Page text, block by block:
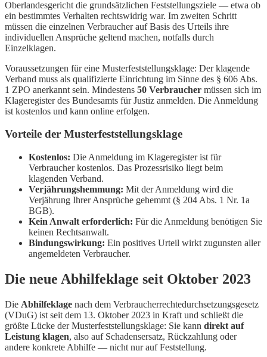
Oberlandesgericht die grundsätzlichen Feststellungsziele — etwa ob
ein bestimmtes Verhalten rechtswidrig war. Im zweiten Schritt
müssen die einzelnen Verbraucher auf Basis des Urteils ihre
individuellen Ansprüche geltend machen, notfalls durch
Einzelklagen.
Voraussetzungen für eine Musterfeststellungsklage: Der klagende
Verband muss als qualifizierte Einrichtung im Sinne des § 606 Abs.
1 ZPO anerkannt sein. Mindestens 50 Verbraucher müssen sich im
Klageregister des Bundesamts für Justiz anmelden. Die Anmeldung
ist kostenlos und kann online erfolgen.
Vorteile der Musterfeststellungsklage
Kostenlos: Die Anmeldung im Klageregister ist für
Verbraucher kostenlos. Das Prozessrisiko liegt beim
klagenden Verband.
Verjährungshemmung: Mit der Anmeldung wird die
Verjährung Ihrer Ansprüche gehemmt (§ 204 Abs. 1 Nr. 1a
BGB).
Kein Anwalt erforderlich: Für die Anmeldung benötigen Sie
keinen Rechtsanwalt.
Bindungswirkung: Ein positives Urteil wirkt zugunsten aller
angemeldeten Verbraucher.
Die neue Abhilfeklage seit Oktober 2023
Die Abhilfeklage nach dem Verbraucherrechtedurchsetzungsgesetz
(VDuG) ist seit dem 13. Oktober 2023 in Kraft und schließt die
größte Lücke der Musterfeststellungsklage: Sie kann direkt auf
Leistung klagen, also auf Schadensersatz, Rückzahlung oder
andere konkrete Abhilfe — nicht nur auf Feststellung.